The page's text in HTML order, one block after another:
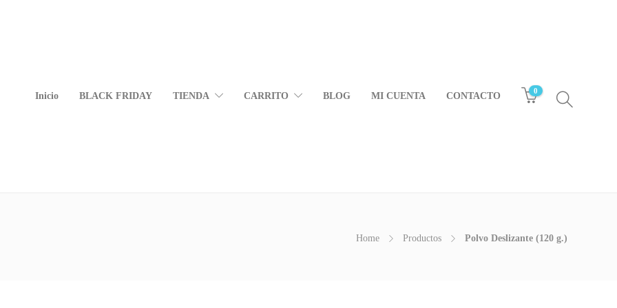
Inicio BLACK FRIDAY TIENDA CARRITO BLOG MI CUENTA CONTACTO 0
Home Productos Polvo Deslizante (120 g.)